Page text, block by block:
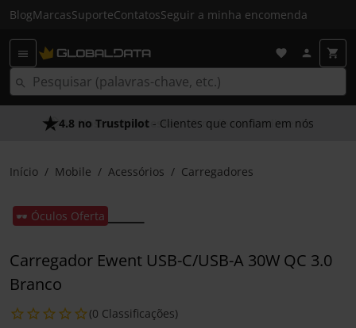
BlogMarcasSuporteContatosSeguir a minha encomenda
4.8 no Trustpilot - Clientes que confiam em nós
Início Mobile Acessórios Carregadores
🕶️ Óculos Oferta
Carregador Ewent USB-C/USB-A 30W QC 3.0
Branco
(0 Classificações)